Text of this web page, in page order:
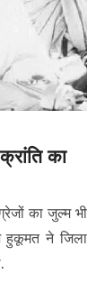
का
का जुल्म भी
हुकूमत ने जिला